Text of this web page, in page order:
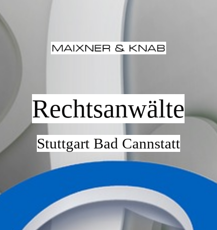
Rechtsanwälte
Stuttgart Bad Cannstatt
IHRE RECHTSBERATER
RECHTSGEBIETE
KONTAKT/ÖFFNUNGSZEITEN
ANFAHRTSPLAN